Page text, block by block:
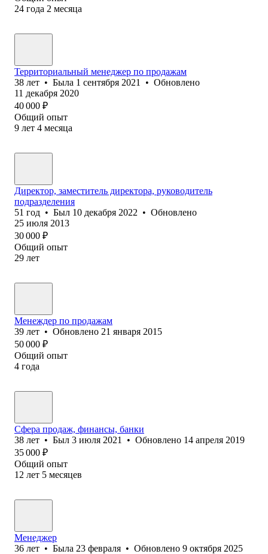
24 года 2 месяца
Территориальный менеджер по продажам
38 лет • Была 1 сентября 2021 • Обновлено
11 декабря 2020
40 000 ₽
Общий опыт
9 лет 4 месяца
Директор, заместитель директора, руководитель
подразделения
51 год • Был 10 декабря 2022 • Обновлено
25 июля 2013
30 000 ₽
Общий опыт
29 лет
Менеждер по продажам
39 лет • Обновлено 21 января 2015
50 000 ₽
Общий опыт
4 года
Сфера продаж, финансы, банки
38 лет • Был 3 июля 2021 • Обновлено 14 апреля 2019
35 000 ₽
Общий опыт
12 лет 5 месяцев
Менеджер
36 лет • Была 23 февраля • Обновлено 9 октября 2025